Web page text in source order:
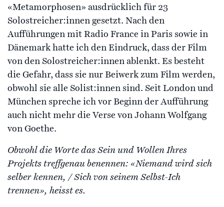
«Metamorphosen» ausdrücklich für 23
Solostreicher:innen gesetzt. Nach den
Aufführungen mit Radio France in Paris sowie in
Dänemark hatte ich den Eindruck, dass der Film
von den Solostreicher:innen ablenkt. Es besteht
die Gefahr, dass sie nur Beiwerk zum Film werden,
obwohl sie alle Solist:innen sind. Seit London und
München spreche ich vor Beginn der Aufführung
auch nicht mehr die Verse von Johann Wolfgang
von Goethe.
Obwohl die Worte das Sein und Wollen Ihres
Projekts treffgenau benennen: «Niemand wird sich
selber kennen, / Sich von seinem Selbst-Ich
trennen», heisst es.